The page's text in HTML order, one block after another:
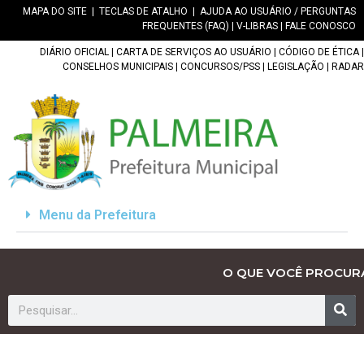
MAPA DO SITE TECLAS DE ATALHO
AJUDA AO USUÁRIO / PERGUNTAS
FREQUENTES (FAQ)
V-LIBRAS FALE CONOSCO
DIÁRIO OFICIAL CARTA DE SERVIÇOS AO USUÁRIO CÓDIGO DE ÉTICA|
CONSELHOS MUNICIPAIS
CONCURSOS/PSS LEGISLAÇÃO RADAR
Menu da Prefeitura
O QUE VOCÊ